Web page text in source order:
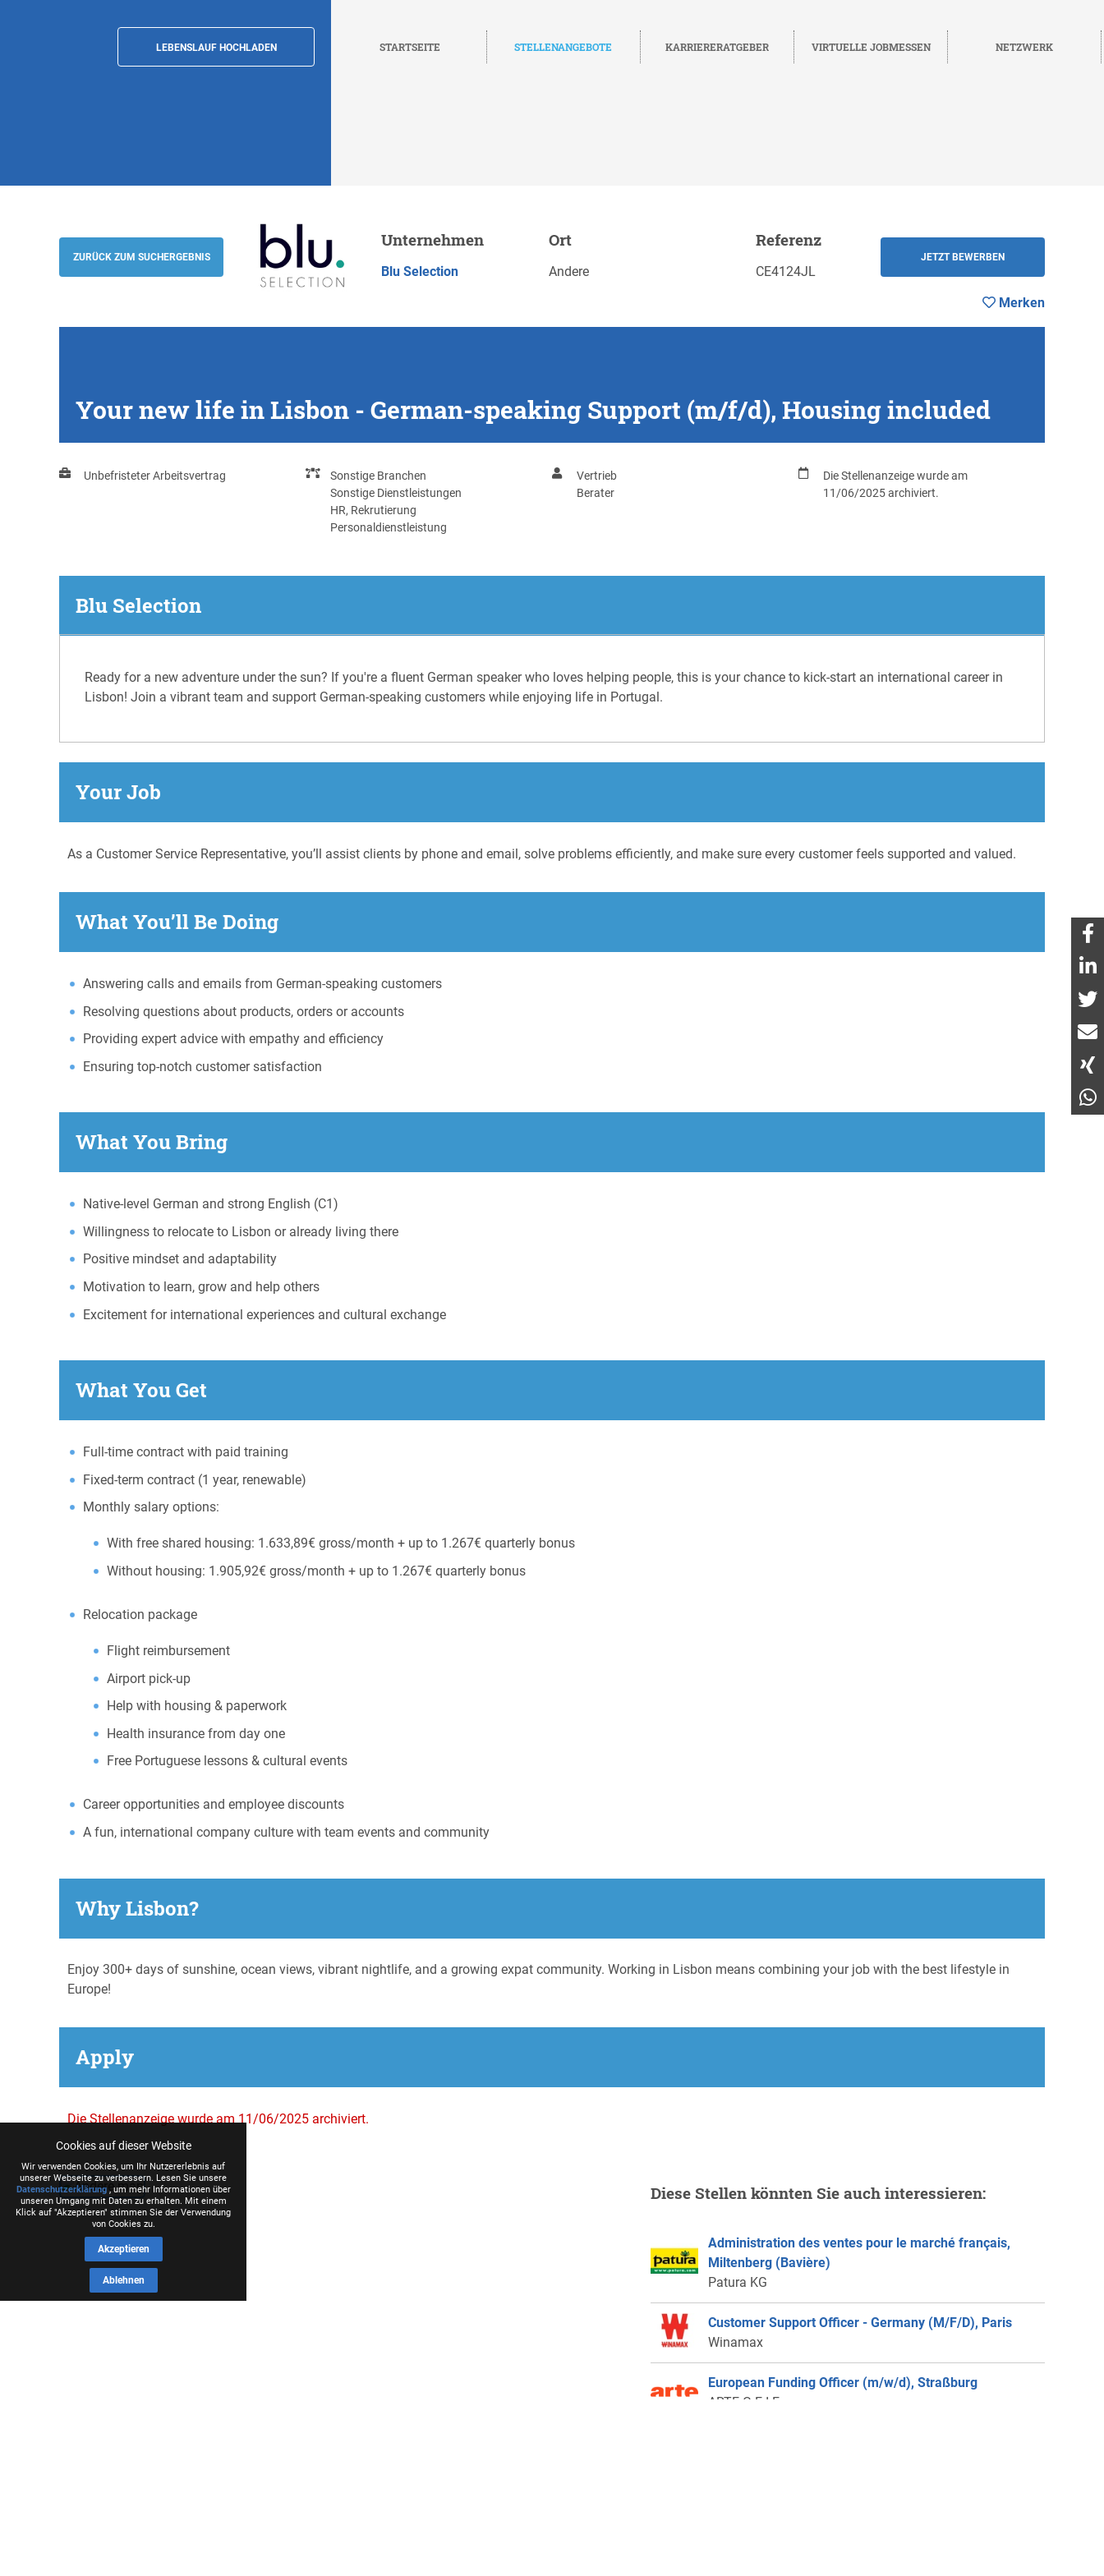
LEBENSLAUF HOCHLADEN STARTSEITE STELLENANGEBOTE KARRIERERATGEBER VIRTUELLE JOBMESSEN NETZWERK
Blu Selection
Merken
ZURÜCK ZUM SUCHERGEBNIS
Unternehmen
Blu Selection
Ort
Andere
Referenz
CE4124JL
JETZT BEWERBEN
Merken
Your new life in Lisbon - German-speaking Support (m/f/d), Housing included
Unbefristeter Arbeitsvertrag
Sonstige Branchen
Sonstige Dienstleistungen
HR, Rekrutierung
Personaldienstleistung
Vertrieb
Berater
Die Stellenanzeige wurde am
11/06/2025 archiviert.
Blu Selection
Ready for a new adventure under the sun? If you're a fluent German speaker who loves helping people, this is your chance to kick-start an international career in
Lisbon! Join a vibrant team and support German-speaking customers while enjoying life in Portugal.
Your Job
As a Customer Service Representative, you’ll assist clients by phone and email, solve problems efficiently, and make sure every customer feels supported and valued.
What You’ll Be Doing
Answering calls and emails from German-speaking customers
Resolving questions about products, orders or accounts
Providing expert advice with empathy and efficiency
Ensuring top-notch customer satisfaction
What You Bring
Native-level German and strong English (C1)
Willingness to relocate to Lisbon or already living there
Positive mindset and adaptability
Motivation to learn, grow and help others
Excitement for international experiences and cultural exchange
What You Get
Full-time contract with paid training
Fixed-term contract (1 year, renewable)
Monthly salary options:
With free shared housing: 1.633,89€ gross/month + up to 1.267€ quarterly bonus
Without housing: 1.905,92€ gross/month + up to 1.267€ quarterly bonus
Relocation package
Flight reimbursement
Airport pick-up
Help with housing & paperwork
Health insurance from day one
Free Portuguese lessons & cultural events
Career opportunities and employee discounts
A fun, international company culture with team events and community
Why Lisbon?
Enjoy 300+ days of sunshine, ocean views, vibrant nightlife, and a growing expat community. Working in Lisbon means combining your job with the best lifestyle in
Europe!
Apply
Die Stellenanzeige wurde am 11/06/2025 archiviert.
Diese Stellen könnten Sie auch interessieren:
Administration des ventes pour le marché français,
Miltenberg (Bavière)
Patura KG
Customer Support Officer - Germany (M/F/D), Paris
Winamax
European Funding Officer (m/w/d), Straßburg
ARTE G.E.I.E.
Cookies auf dieser Website
Wir verwenden Cookies, um Ihr Nutzererlebnis auf
unserer Webseite zu verbessern. Lesen Sie unsere
Datenschutzerklärung, um mehr Informationen über
unseren Umgang mit Daten zu erhalten. Mit einem
Klick auf "Akzeptieren" stimmen Sie der Verwendung
von Cookies zu.
Akzeptieren
Ablehnen